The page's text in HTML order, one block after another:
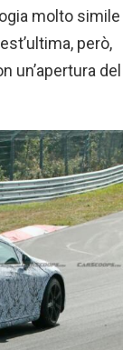
molto simile
però,
un’apertura del